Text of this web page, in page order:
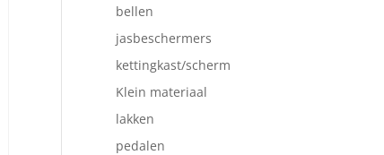
bellen
jasbeschermers
kettingkast/scherm
Klein materiaal
lakken
pedalen